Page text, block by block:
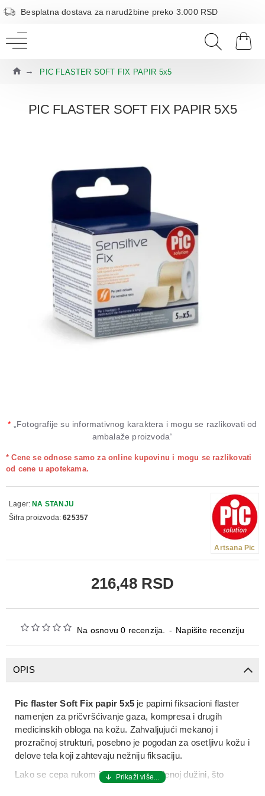
Besplatna dostava za narudžbine preko 3.000 RSD
PIC FLASTER SOFT FIX PAPIR 5x5
PIC FLASTER SOFT FIX PAPIR 5X5
* „Fotografije su informativnog karaktera i mogu se razlikovati od
ambalaže proizvoda“
Na osnovu 0 recenzija. - Napišite recenziju
* Cene se odnose samo za online kupovinu i mogu se razlikovati
od cene u apotekama.
216,48 RSD
Lager: NA STANJU
Šifra proizvoda: 625357
Artsana Pic
OPIS
Pic flaster Soft Fix papir 5x5 je papirni fiksacioni flaster
namenjen za pričvršćivanje gaza, kompresa i drugih
medicinskih obloga na kožu. Zahvaljujući mekanoj i
prozračnoj strukturi, posebno je pogodan za osetljivu kožu i
delove tela koji zahtevaju nežniju fiksaciju.
Lako se cepa rukom i prilagođava željenoj dužini, što